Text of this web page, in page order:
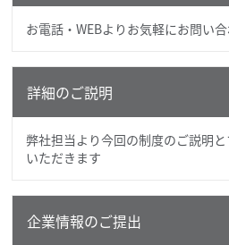
お電話・WEBよりお気軽にお問い合
詳細のご説明
弊社担当より今回の制度のご説明
いただきます
企業情報のご提出